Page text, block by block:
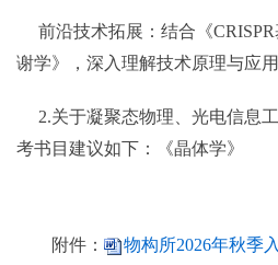
前沿技术拓展：结合《
谢学》，深入理解技术原理与应用
2.关于凝聚态物理、光电信息
考书目建议如下：《晶体学》
附件：
物构所2026年秋季